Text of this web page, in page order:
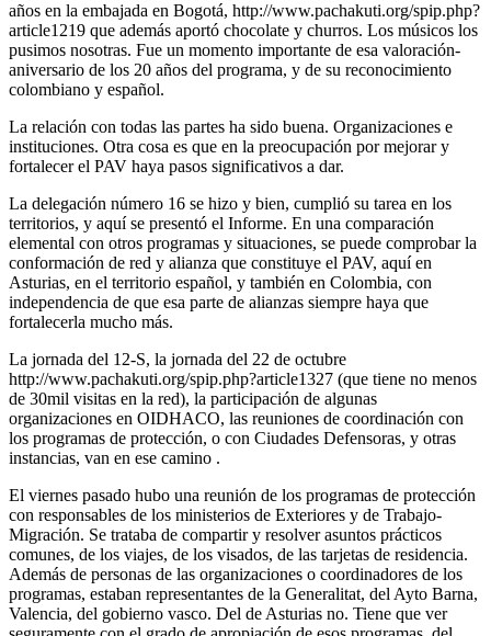
años en la embajada en Bogotá, http://www.pachakuti.org/spip.php?
article1219 que además aportó chocolate y churros. Los músicos los
pusimos nosotras. Fue un momento importante de esa valoración-
aniversario de los 20 años del programa, y de su reconocimiento
colombiano y español.
La relación con todas las partes ha sido buena. Organizaciones e
instituciones. Otra cosa es que en la preocupación por mejorar y
fortalecer el PAV haya pasos significativos a dar.
La delegación número 16 se hizo y bien, cumplió su tarea en los
territorios, y aquí se presentó el Informe. En una comparación
elemental con otros programas y situaciones, se puede comprobar la
conformación de red y alianza que constituye el PAV, aquí en
Asturias, en el territorio español, y también en Colombia, con
independencia de que esa parte de alianzas siempre haya que
fortalecerla mucho más.
La jornada del 12-S, la jornada del 22 de octubre
http://www.pachakuti.org/spip.php?article1327 (que tiene no menos
de 30mil visitas en la red), la participación de algunas
organizaciones en OIDHACO, las reuniones de coordinación con
los programas de protección, o con Ciudades Defensoras, y otras
instancias, van en ese camino .
El viernes pasado hubo una reunión de los programas de protección
con responsables de los ministerios de Exteriores y de Trabajo-
Migración. Se trataba de compartir y resolver asuntos prácticos
comunes, de los viajes, de los visados, de las tarjetas de residencia.
Además de personas de las organizaciones o coordinadores de los
programas, estaban representantes de la Generalitat, del Ayto Barna,
Valencia, del gobierno vasco. Del de Asturias no. Tiene que ver